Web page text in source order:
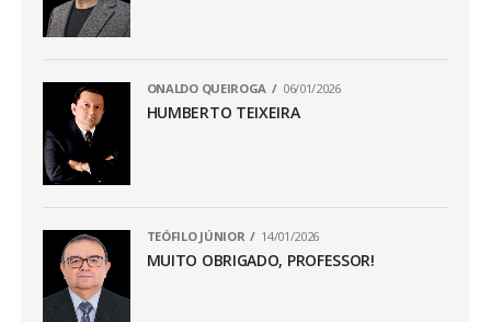
ONALDO QUEIROGA 06/01/2026
HUMBERTO TEIXEIRA
TEÓFILO JÚNIOR 14/01/2026
MUITO OBRIGADO, PROFESSOR!